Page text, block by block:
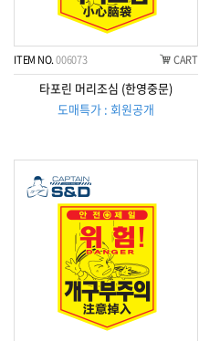
ITEM NO.006073 CART
타포린 머리조심 (한영중문)
도매특가 : 회원공개